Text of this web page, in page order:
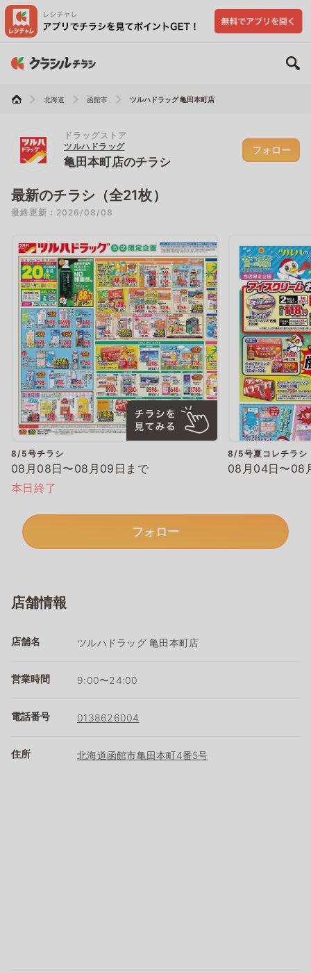
北海道 函館市 ツルハドラッグ 亀田本町店
ドラッグストア
ツルハドラッグ
亀田本町店のチラシ
フォロー
最新のチラシ（全21枚）
最終更新：2026/08/08
8/5号チラシ
08月08日〜08月09日まで
本日終了
8/5号夏コレチラシ
08月04日〜08
フォロー
店舗情報
店舗名 ツルハドラッグ 亀田本町店
営業時間 9:00〜24:00
電話番号 0138626004
住所 北海道函館市亀田本町4番5号